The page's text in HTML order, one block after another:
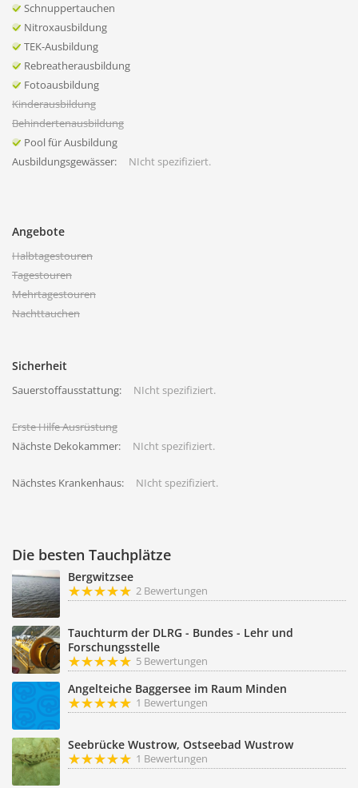
Schnuppertauchen
Nitroxausbildung
TEK-Ausbildung
Rebreatherausbildung
Fotoausbildung
Kinderausbildung
Behindertenausbildung
Pool für Ausbildung
Ausbildungsgewässer:
NIcht spezifiziert.
Angebote
Halbtagestouren
Tagestouren
Mehrtagestouren
Nachttauchen
Sicherheit
Sauerstoffausstattung: NIcht spezifiziert.
Erste Hilfe Ausrüstung
Nächste Dekokammer:
NIcht spezifiziert.
Nächstes Krankenhaus: NIcht spezifiziert.
Die besten Tauchplätze
Bergwitzsee
2 Bewertungen
Tauchturm der DLRG - Bundes - Lehr und
Forschungsstelle
5 Bewertungen
Angelteiche Baggersee im Raum Minden
1 Bewertungen
Seebrücke Wustrow, Ostseebad Wustrow
1 Bewertungen